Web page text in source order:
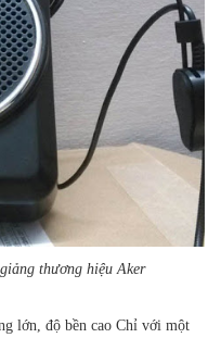
thương hiệu Aker
lớn, độ bền cao Chỉ với một